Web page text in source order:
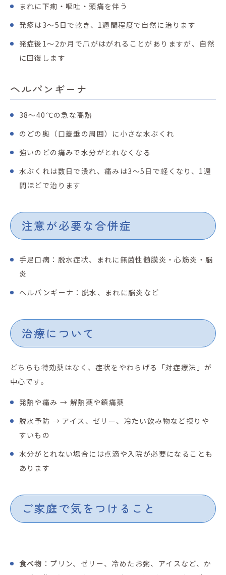
まれに下痢・嘔吐・頭痛を伴う
発疹は3〜5 日で乾き、 1週間程度で自然に治ります
発症後 1〜2か月で爪がはがれることがありますが、自然
に回復します
ヘルパンギーナ
38〜40℃の急な高熱
のどの奥（口蓋垂の周囲）に小さな水ぶくれ
強いのどの痛みで水分がとれなくなる
水ぶくれは数日で潰れ、痛みは3〜5 日で軽くなり、 1 週
間ほどで治ります
注意が必要な合併症
手足口病：脱水症状、まれに無菌性髄膜炎・心筋炎・脳
炎
ヘルパンギーナ：脱水、まれに脳炎など
治療について
どちらも特効薬はなく、症状をやわらげる「対症療法」が
中心です。
発熱や痛み → 解熱薬や鎮痛薬
脱水予防 → アイス、ゼリー、冷たい飲み物など摂りや
すいもの
水分がとれない場合には点滴や入院が必要になることも
あります
ご家庭で気をつけること
食べ物 ：プリン、ゼリー、冷めたお粥、アイスなど、か